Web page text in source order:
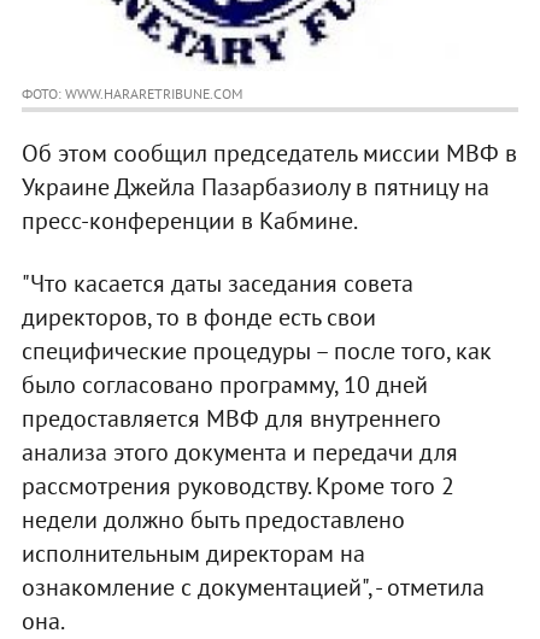
ФОТО: WWW.HARARETRIBUNE.COM
Об этом сообщил председатель миссии МВФ в
Украине Джейла Пазарбазиолу в пятницу на
пресс-конференции в Кабмине.
"Что касается даты заседания совета
директоров, то в фонде есть свои
специфические процедуры – после того, как
было согласовано программу, 10 дней
предоставляется МВФ для внутреннего
анализа этого документа и передачи для
рассмотрения руководству. Кроме того 2
недели должно быть предоставлено
исполнительным директорам на
ознакомление с документацией", - отметила
она.